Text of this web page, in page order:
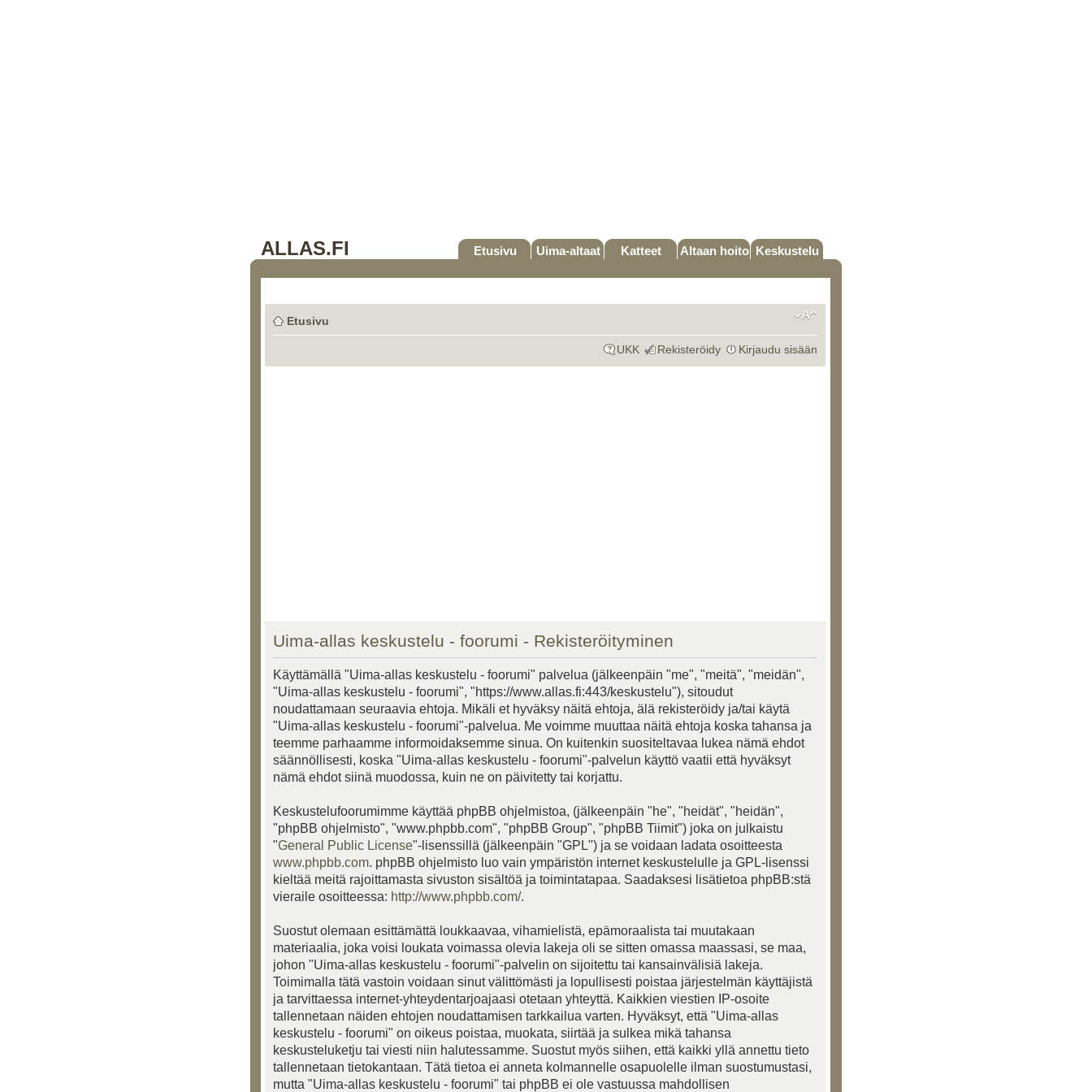
ALLAS.FI Etusivu Uima-altaat Katteet Altaan hoito Keskustelu
Etusivu
UKK Rekisteröidy Kirjaudu sisään
Uima-allas keskustelu - foorumi - Rekisteröityminen
Käyttämällä "Uima-allas keskustelu - foorumi" palvelua (jälkeenpäin "me", "meitä", "meidän",
"Uima-allas keskustelu - foorumi", "https://www.allas.fi:443/keskustelu"), sitoudut
noudattamaan seuraavia ehtoja. Mikäli et hyväksy näitä ehtoja, älä rekisteröidy ja/tai käytä
"Uima-allas keskustelu - foorumi"-palvelua. Me voimme muuttaa näitä ehtoja koska tahansa ja
teemme parhaamme informoidaksemme sinua. On kuitenkin suositeltavaa lukea nämä ehdot
säännöllisesti, koska "Uima-allas keskustelu - foorumi"-palvelun käyttö vaatii että hyväksyt
nämä ehdot siinä muodossa, kuin ne on päivitetty tai korjattu.
Keskustelufoorumimme käyttää phpBB ohjelmistoa, (jälkeenpäin "he", "heidät", "heidän",
"phpBB ohjelmisto", "www.phpbb.com", "phpBB Group", "phpBB Tiimit") joka on julkaistu
"General Public License"-lisenssillä (jälkeenpäin "GPL") ja se voidaan ladata osoitteesta
www.phpbb.com. phpBB ohjelmisto luo vain ympäristön internet keskustelulle ja GPL-lisenssi
kieltää meitä rajoittamasta sivuston sisältöä ja toimintatapaa. Saadaksesi lisätietoa phpBB:stä
vieraile osoitteessa: http://www.phpbb.com/.
Suostut olemaan esittämättä loukkaavaa, vihamielistä, epämoraalista tai muutakaan
materiaalia, joka voisi loukata voimassa olevia lakeja oli se sitten omassa maassasi, se maa,
johon "Uima-allas keskustelu - foorumi"-palvelin on sijoitettu tai kansainvälisiä lakeja.
Toimimalla tätä vastoin voidaan sinut välittömästi ja lopullisesti poistaa järjestelmän käyttäjistä
ja tarvittaessa internet-yhteydentarjoajaasi otetaan yhteyttä. Kaikkien viestien IP-osoite
tallennetaan näiden ehtojen noudattamisen tarkkailua varten. Hyväksyt, että "Uima-allas
keskustelu - foorumi" on oikeus poistaa, muokata, siirtää ja sulkea mikä tahansa
keskusteluketju tai viesti niin halutessamme. Suostut myös siihen, että kaikki yllä annettu tieto
tallennetaan tietokantaan. Tätä tietoa ei anneta kolmannelle osapuolelle ilman suostumustasi,
mutta "Uima-allas keskustelu - foorumi" tai phpBB ei ole vastuussa mahdollisen